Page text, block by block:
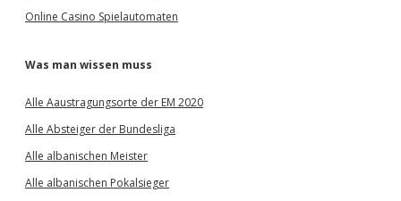
Online Casino Spielautomaten
Was man wissen muss
Alle Aaustragungsorte der EM 2020
Alle Absteiger der Bundesliga
Alle albanischen Meister
Alle albanischen Pokalsieger